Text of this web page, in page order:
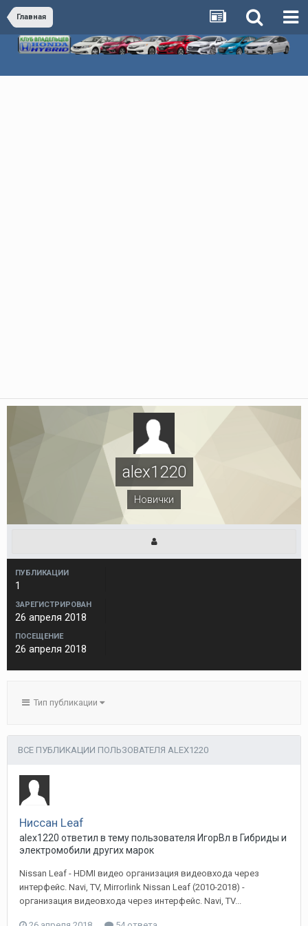
Главная
alex1220
Новички
ПУБЛИКАЦИИ
1
ЗАРЕГИСТРИРОВАН
26 апреля 2018
ПОСЕЩЕНИЕ
26 апреля 2018
Тип публикации
ВСЕ ПУБЛИКАЦИИ ПОЛЬЗОВАТЕЛЯ ALEX1220
Ниссан Leaf
alex1220 ответил в тему пользователя ИгорВл в Гибриды и
электромобили других марок
Nissan Leaf - HDMI видео организация видеовхода через
интерфейс. Navi, TV, Mirrorlink Nissan Leaf (2010-2018) -
организация видеовхода через интерфейс. Navi, TV...